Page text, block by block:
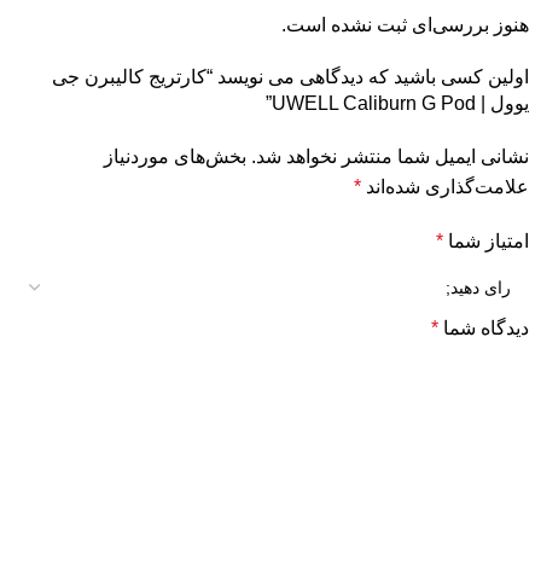
هنوز بررسی‌ای ثبت نشده است.
اولین کسی باشید که دیدگاهی می نویسد “کارتریج کالیبرن جی
یوول | UWELL Caliburn G Pod”
نشانی ایمیل شما منتشر نخواهد شد. بخش‌های موردنیاز
علامت‌گذاری شده‌اند *
امتیاز شما *
دیدگاه شما *